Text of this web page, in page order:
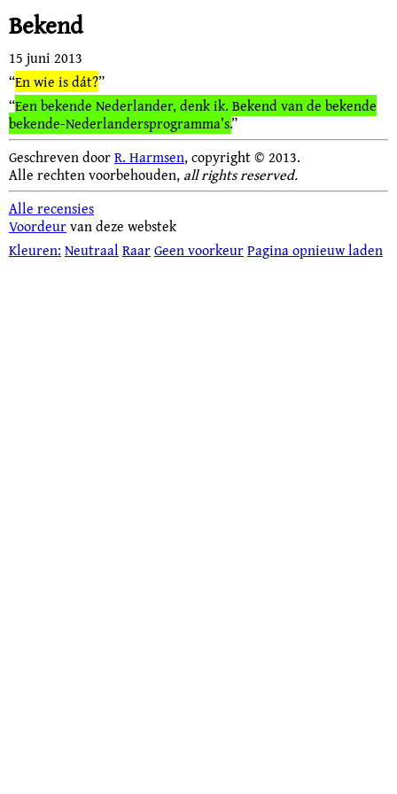
Bekend
15 juni 2013
“En wie is dát?”
“Een bekende Nederlander, denk ik. Bekend van de bekende
bekende‑Nederlandersprogramma’s.”
Geschreven doorR. Harmsen, copyright © 2013.
Alle rechten voorbehouden, all rights reserved.
Alle recensies
Voordeurvan deze webstek
Kleuren: Neutraal RaarGeen voorkeurPagina opnieuw laden